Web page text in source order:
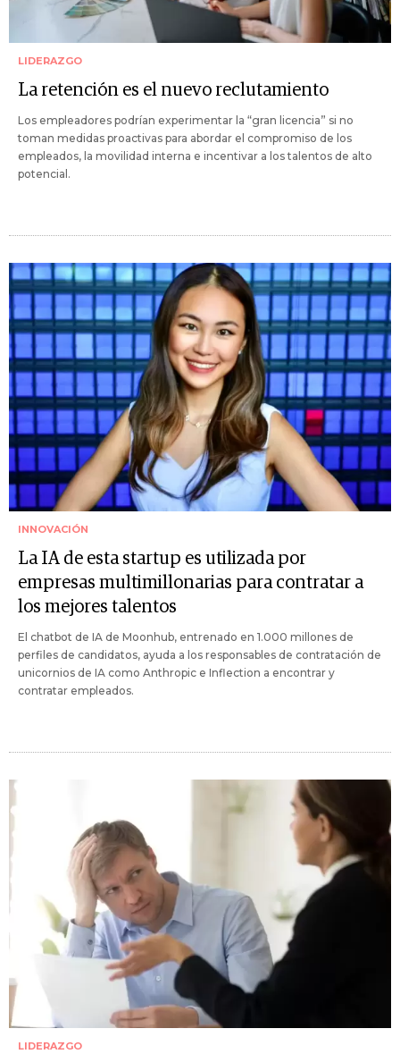
LIDERAZGO
La retención es el nuevo reclutamiento
Los empleadores podrían experimentar la “gran licencia” si no
toman medidas proactivas para abordar el compromiso de los
empleados, la movilidad interna e incentivar a los talentos de alto
potencial.
INNOVACIÓN
La IA de esta startup es utilizada por
empresas multimillonarias para contratar a
los mejores talentos
El chatbot de IA de Moonhub, entrenado en 1.000 millones de
perfiles de candidatos, ayuda a los responsables de contratación de
unicornios de IA como Anthropic e Inflection a encontrar y
contratar empleados.
LIDERAZGO